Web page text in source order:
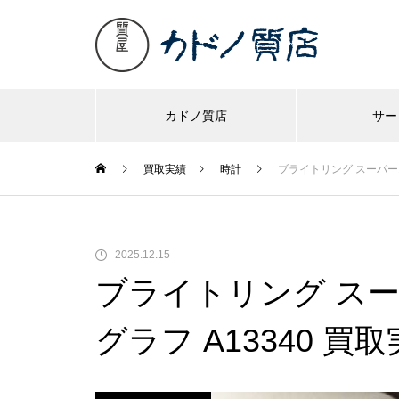
カドノ質店 サ
買取実績 時計 ブライトリング スーパ
2025.12.15
ブライトリング ス
グラフ A13340 買取